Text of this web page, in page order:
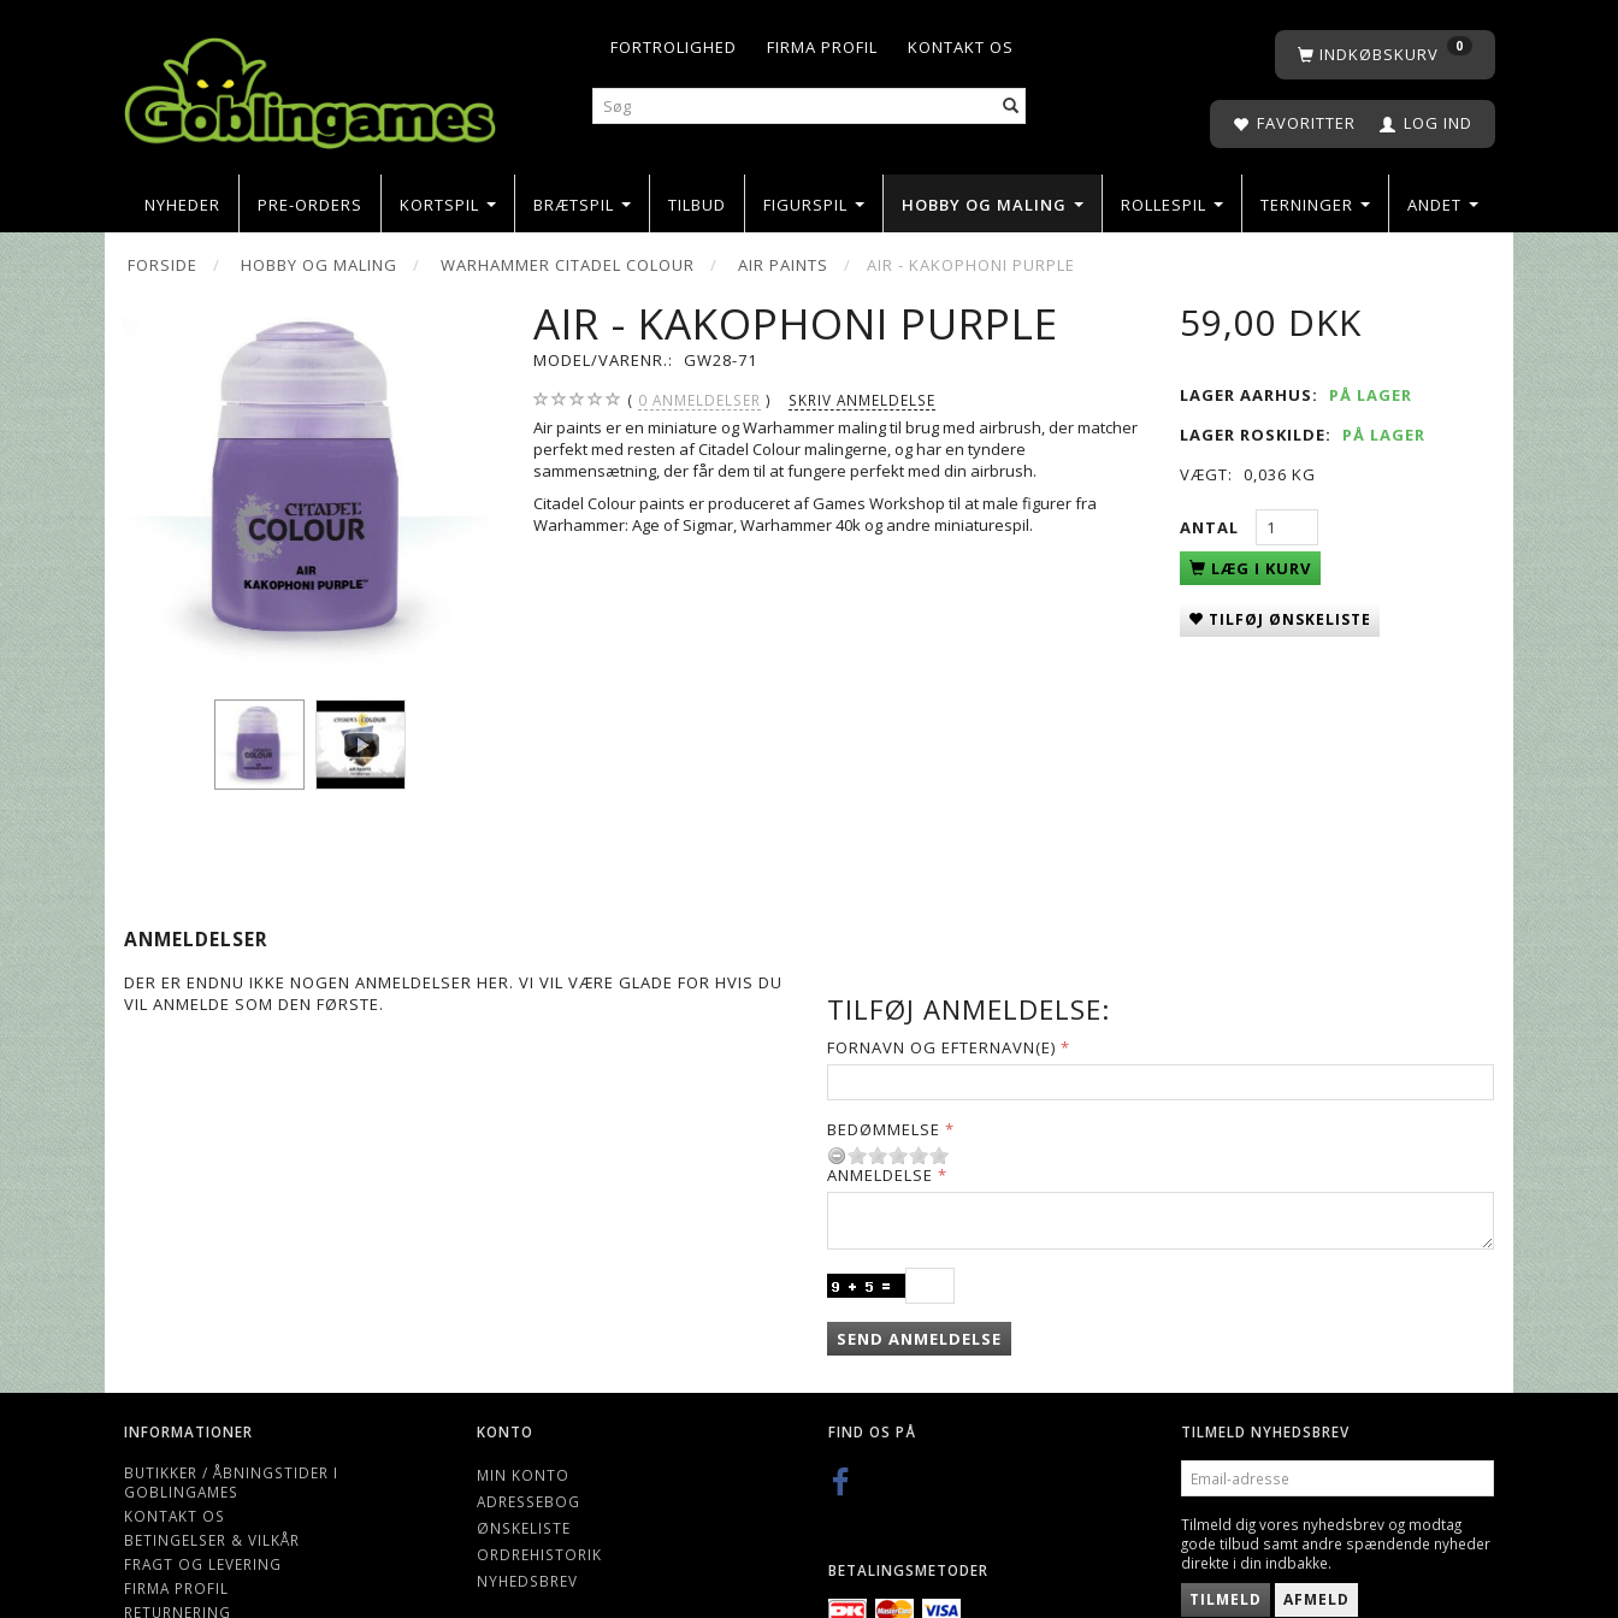
KONTAKT OS
FIRMA PROFIL
FORTROLIGHED INDKØBSKURV 0
FAVORITTER LOG IND
NYHEDER PRE-ORDERS KORTSPIL BRÆTSPIL TILBUD FIGURSPIL HOBBY OG MALING ROLLESPIL TERNINGER ANDET
FORSIDE HOBBY OG MALING WARHAMMER CITADEL COLOUR AIR PAINTS AIR - KAKOPHONI PURPLE
AIR - KAKOPHONI PURPLE
MODEL/VARENR.: GW28-71
0 ANMELDELSER SKRIV ANMELDELSE
Air paints er en miniature og Warhammer maling til brug med airbrush, der matcher
perfekt med resten af Citadel Colour malingerne, og har en tyndere
sammensætning, der får dem til at fungere perfekt med din airbrush.
Citadel Colour paints er produceret af Games Workshop til at male figurer fra
Warhammer: Age of Sigmar, Warhammer 40k og andre miniaturespil.
59,00 DKK
LAGER AARHUS:
PÅ LAGER
LAGER ROSKILDE:
PÅ LAGER
VÆGT:
0,036 KG
ANTAL
LÆG I KURV
TILFØJ ØNSKELISTE
ANMELDELSER
DER ER ENDNU IKKE NOGEN ANMELDELSER HER. VI VIL VÆRE GLADE FOR HVIS DU
VIL ANMELDE SOM DEN FØRSTE.
TILFØJ ANMELDELSE:
FORNAVN OG EFTERNAVN(E)
BEDØMMELSE
ANMELDELSE
SEND ANMELDELSE
INFORMATIONER
BUTIKKER / ÅBNINGSTIDER I
GOBLINGAMES
KONTAKT OS
BETINGELSER & VILKÅR
FRAGT OG LEVERING
FIRMA PROFIL
RETURNERING
KONTO
MIN KONTO
ADRESSEBOG
ØNSKELISTE
ORDREHISTORIK
NYHEDSBREV
FIND OS PÅ
BETALINGSMETODER
TILMELD NYHEDSBREV
EMAIL-
ADRESSE
Tilmeld dig vores nyhedsbrev og modtag
gode tilbud samt andre spændende nyheder
direkte i din indbakke.
TILMELD AFMELD